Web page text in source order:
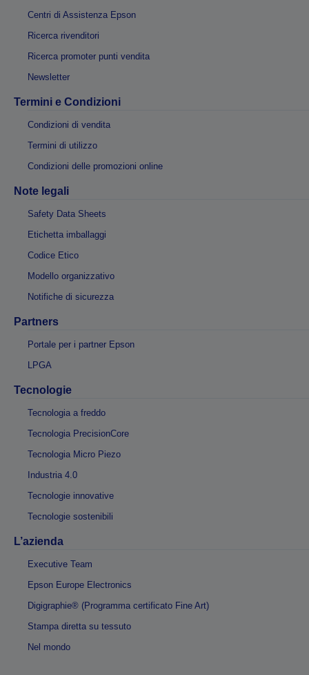
Centri di Assistenza Epson
Ricerca rivenditori
Ricerca promoter punti vendita
Newsletter
Termini e Condizioni
Condizioni di vendita
Termini di utilizzo
Condizioni delle promozioni online
Note legali
Safety Data Sheets
Etichetta imballaggi
Codice Etico
Modello organizzativo
Notifiche di sicurezza
Partners
Portale per i partner Epson
LPGA
Tecnologie
Tecnologia a freddo
Tecnologia PrecisionCore
Tecnologia Micro Piezo
Industria 4.0
Tecnologie innovative
Tecnologie sostenibili
L’azienda
Executive Team
Epson Europe Electronics
Digigraphie® (Programma certificato Fine Art)
Stampa diretta su tessuto
Nel mondo